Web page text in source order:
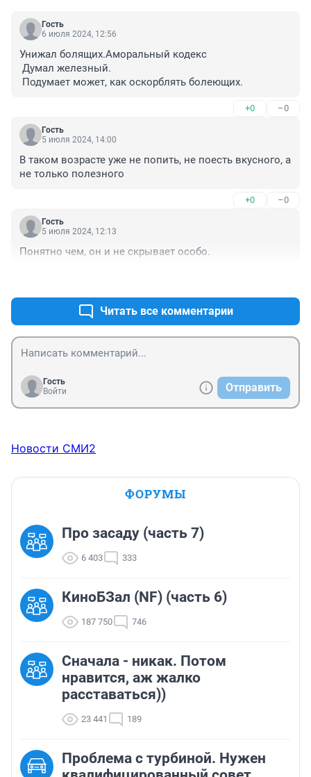
Гость
6 июля 2024, 12:56
Унижал болящих.Аморальный кодекс
Думал железный.
Подумает может, как оскорблять болеющих.
+0 –0
Гость
5 июля 2024, 14:00
В таком возрасте уже не попить, не поесть вкусного, а
не только полезного
+0 –0
Гость
5 июля 2024, 12:13
Понятно чем, он и не скрывает особо.
Читать все комментарии
Гость
Войти
Отправить
Новости СМИ2
ФОРУМЫ
Про засаду (часть 7)
6 403 333
КиноБЗал (NF) (часть 6)
187 750 746
Сначала - никак. Потом
нравится, аж жалко
расставаться))
23 441 189
Проблема с турбиной. Нужен